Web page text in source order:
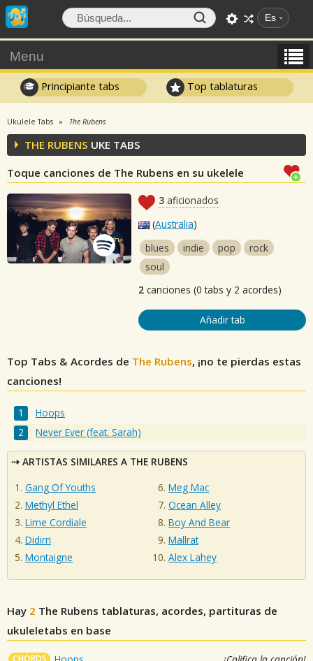
Es
Menu
Principiante tabs Top tablaturas
Ukulele Tabs The Rubens
THE RUBENS UKE TABS
Toque canciones de The Rubens en su ukelele
3 aficionados
(Australia)
blues
indie pop
rock
soul
2 canciones (0 tabs y 2 acordes)
Añadir tab
Top Tabs & Acordes de The Rubens, ¡no te pierdas estas
canciones!
Hoops
Never Ever (feat. Sarah)
ARTISTAS SIMILARES A THE RUBENS
Gang Of Youths
Methyl Ethel
Lime Cordiale
Didirri
Montaigne
Meg Mac
Ocean Alley
Boy And Bear
Mallrat
Alex Lahey
Hay 2 The Rubens tablaturas, acordes, partituras de
ukuleletabs en base
CHORDS